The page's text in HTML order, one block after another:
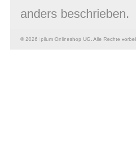
anders beschrieben.
© 2026 Ipilum Onlineshop UG. Alle Rechte